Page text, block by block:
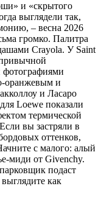
и «скрытого
выглядели так,
– весна 2026
громко. Палитра
Crayola. У Saint
фотографиями
оранжевым и
и Ласаро
Loewe показали
термической
вы застряли в
оттенков,
с малого: алый
миди от Givenchy.
подаст
как